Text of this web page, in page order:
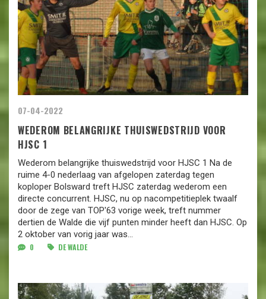
07-04-2022
WEDEROM BELANGRIJKE THUISWEDSTRIJD VOOR
HJSC 1
Wederom belangrijke thuiswedstrijd voor HJSC 1 Na de
ruime 4-0 nederlaag van afgelopen zaterdag tegen
koploper Bolsward treft HJSC zaterdag wederom een
directe concurrent. HJSC, nu op nacompetitieplek twaalf
door de zege van TOP'63 vorige week, treft nummer
dertien de Walde die vijf punten minder heeft dan HJSC. Op
2 oktober van vorig jaar was...
0 DE WALDE